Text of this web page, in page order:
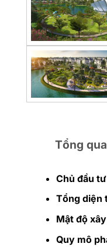
Tổng
Chủ đầu
Tổng diện
Mật độ
Quy mô